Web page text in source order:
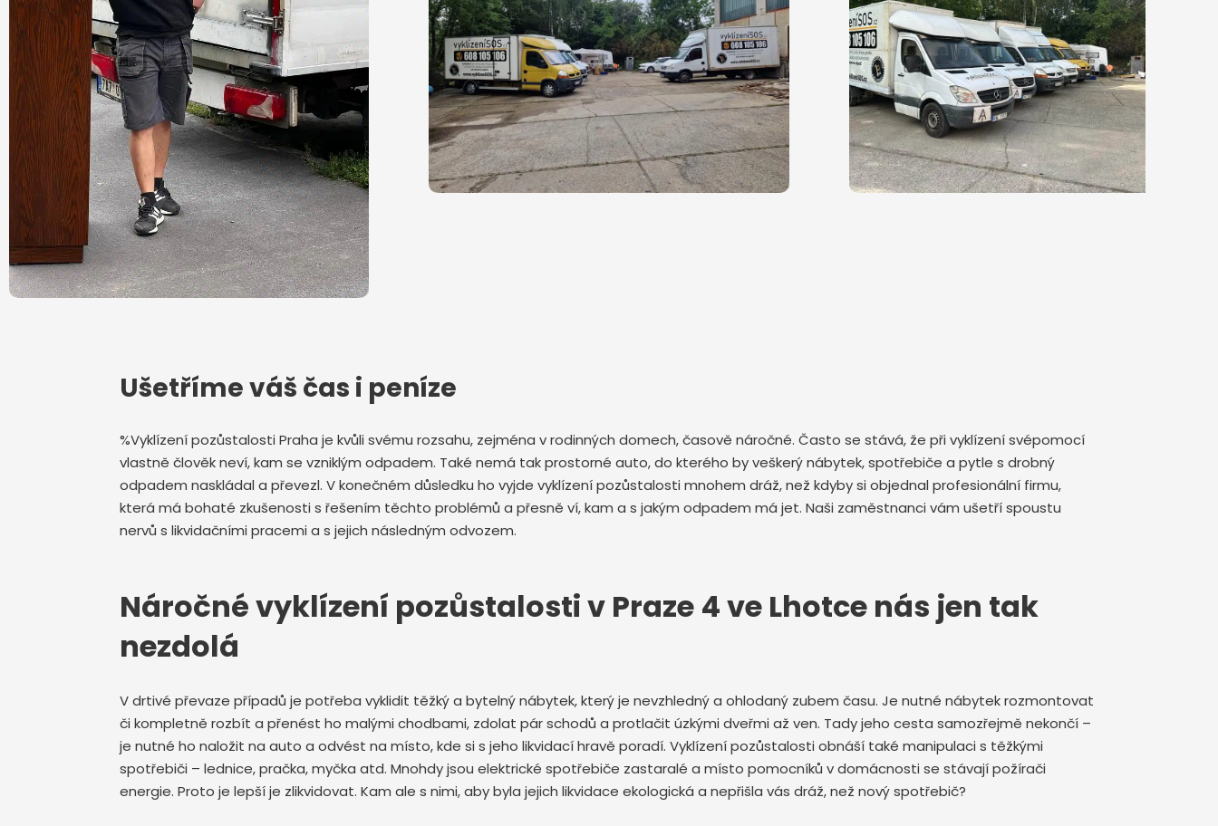
Ušetříme váš čas i peníze
%Vyklízení pozůstalosti Praha je kvůli svému rozsahu, zejména v rodinných domech, časově náročné. Často se stává, že při vyklízení svépomocí
vlastně člověk neví, kam se vzniklým odpadem. Také nemá tak prostorné auto, do kterého by veškerý nábytek, spotřebiče a pytle s drobný
odpadem naskládal a převezl. V konečném důsledku ho vyjde vyklízení pozůstalosti mnohem dráž, než kdyby si objednal profesionální firmu,
která má bohaté zkušenosti s řešením těchto problémů a přesně ví, kam a s jakým odpadem má jet. Naši zaměstnanci vám ušetří spoustu
nervů s likvidačními pracemi a s jejich následným odvozem.
Náročné vyklízení pozůstalosti v Praze 4 ve Lhotce nás jen tak
nezdolá
V drtivé převaze případů je potřeba vyklidit těžký a bytelný nábytek, který je nevzhledný a ohlodaný zubem času. Je nutné nábytek rozmontovat
či kompletně rozbít a přenést ho malými chodbami, zdolat pár schodů a protlačit úzkými dveřmi až ven. Tady jeho cesta samozřejmě nekončí –
je nutné ho naložit na auto a odvést na místo, kde si s jeho likvidací hravě poradí. Vyklízení pozůstalosti obnáší také manipulaci s těžkými
spotřebiči – lednice, pračka, myčka atd. Mnohdy jsou elektrické spotřebiče zastaralé a místo pomocníků v domácnosti se stávají požírači
energie. Proto je lepší je zlikvidovat. Kam ale s nimi, aby byla jejich likvidace ekologická a nepřišla vás dráž, než nový spotřebič?